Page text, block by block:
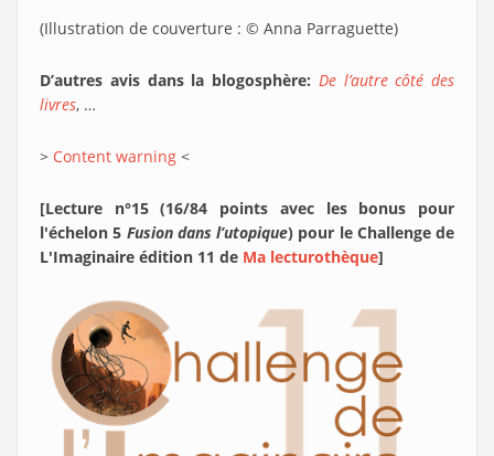
(Illustration de couverture : © Anna Parraguette)
D’autres avis dans la blogosphère: De l’autre côté des
livres, …
> Content warning <
[Lecture n°15 (16/84 points avec les bonus pour
l'échelon 5 Fusion dans l’utopique) pour le Challenge de
L'Imaginaire édition 11 de Ma lecturothèque]